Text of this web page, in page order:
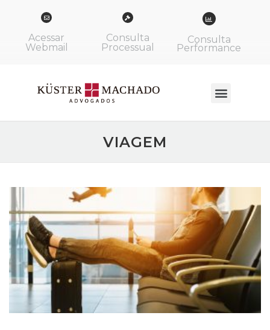
Acessar
Webmail
Consulta
Processual
Consulta
Performance
VIAGEM